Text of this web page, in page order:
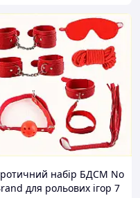
набір БДСМ No
для рольових ігор 7